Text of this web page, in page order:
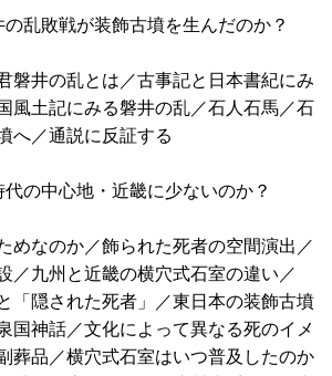
乱敗戦が装飾古墳を生んだのか？
磐井の乱とは／古事記と日本書紀にみ
風土記にみる磐井の乱／石人石馬／石
へ／通説に反証する
の中心地・近畿に少ないのか？
めなのか／飾られた死者の空間演出／
／九州と近畿の横穴式石室の違い／
「隠された死者」／東日本の装飾古墳
国神話／文化によって異なる死のイメ
葬品／横穴式石室はいつ普及したのか